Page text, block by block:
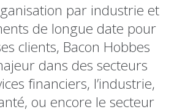
par industrie et
de longue date pour
clients, Bacon Hobbes
dans des secteurs
financiers, l’industrie,
ou encore le secteur